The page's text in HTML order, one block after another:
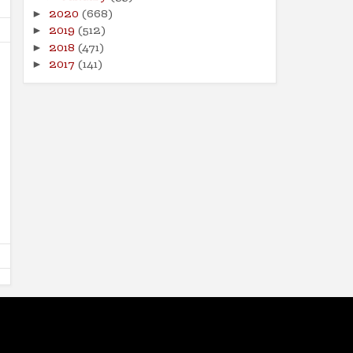
► 2020 (668)
► 2019 (512)
► 2018 (471)
► 2017 (141)